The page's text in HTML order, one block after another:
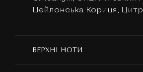
Цейлонська Кориця,
ВЕРХНІ НОТИ